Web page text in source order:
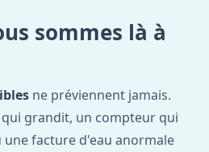
sommes là à
ne préviennent jamais.
grandit, un compteur qui
facture d'eau anormale